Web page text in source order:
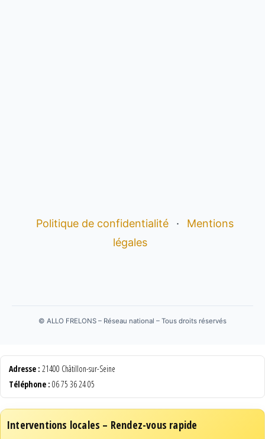
Politique de confidentialité ·
Mentions
légales
© ALLO FRELONS – Réseau national – Tous droits réservés
Adresse : 21400 Châtillon-sur-Seine
Téléphone : 06 75 36 24 05
Interventions locales – Rendez-vous rapide